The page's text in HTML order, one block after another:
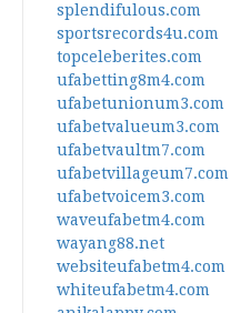
splendifulous.com
sportsrecords4u.com
topceleberites.com
ufabetting8m4.com
ufabetunionum3.com
ufabetvalueum3.com
ufabetvaultm7.com
ufabetvillageum7.com
ufabetvoicem3.com
waveufabetm4.com
wayang88.net
websiteufabetm4.com
whiteufabetm4.com